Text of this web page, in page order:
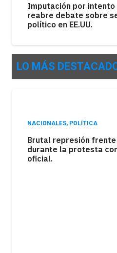
Imputación por intento
reabre debate sobre
político en EE.UU.
LO MÁS
NACIONALES, POLÍTICA
Brutal represión frente
durante la protesta
oficial.
POLÍTICA
La sesión del Senado
el debate en torno a
mientras una